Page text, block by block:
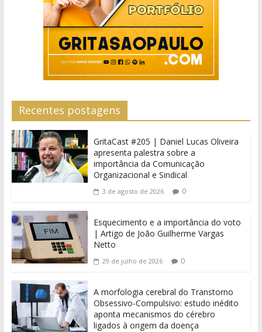
Recentes postagens
GritaCast #205 | Daniel Lucas Oliveira
apresenta palestra sobre a
importância da Comunicação
Organizacional e Sindical
3 de agosto de 2026 0
Esquecimento e a importância do voto
| Artigo de João Guilherme Vargas
Netto
29 de julho de 2026 0
A morfologia cerebral do Transtorno
Obsessivo-Compulsivo: estudo inédito
aponta mecanismos do cérebro
ligados à origem da doença